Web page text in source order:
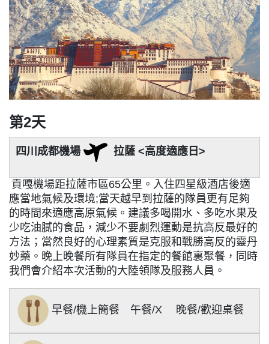
第2天
四川 成都機場 拉薩 <高度適應日>
貢嘎機場距拉薩市區65公里。入住四星級酒店後適
應當地氣候及環境;當天越早到拉薩的隊員更有足夠
的時間來適應高原氣候。建議多喝開水、多吃水果及
少吃油膩的食品，減少不要劇烈運動是抗高反最好的
方法；當然良好的心理素質是克服和戰勝高反的靈丹
妙藥。晚上晚餐所有隊員在指定的餐館裏聚餐，同時
我們會介紹本次活動的大陸領隊及服務人員。
早餐/機上簡餐 午餐/X 晚餐/歡迎桌餐